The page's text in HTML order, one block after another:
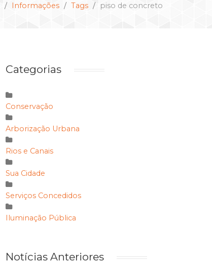
Informações Tags piso de concreto
Categorias
Conservação
Arborização Urbana
Rios e Canais
Sua Cidade
Serviços Concedidos
Iluminação Pública
Notícias Anteriores